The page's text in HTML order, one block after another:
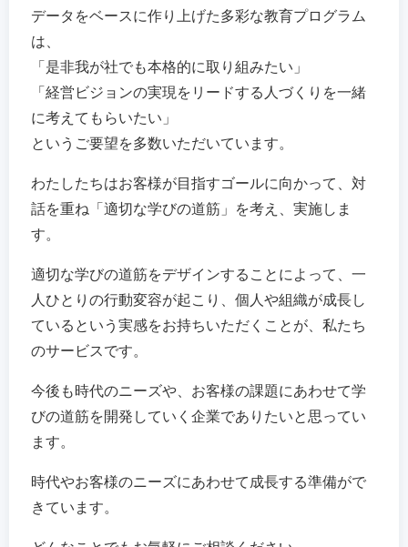
データをベースに作り上げた多彩な教育プログラム
は、
「是非我が社でも本格的に取り組みたい」
「経営ビジョンの実現をリードする人づくりを一緒
に考えてもらいたい」
というご要望を多数いただいています。
わたしたちはお客様が目指すゴールに向かって、対
話を重ね「適切な学びの道筋」を考え、実施しま
す。
適切な学びの道筋をデザインすることによって、一
人ひとりの行動変容が起こり、個人や組織が成長し
ているという実感をお持ちいただくことが、私たち
のサービスです。
今後も時代のニーズや、お客様の課題にあわせて学
びの道筋を開発していく企業でありたいと思ってい
ます。
時代やお客様のニーズにあわせて成長する準備がで
きています。